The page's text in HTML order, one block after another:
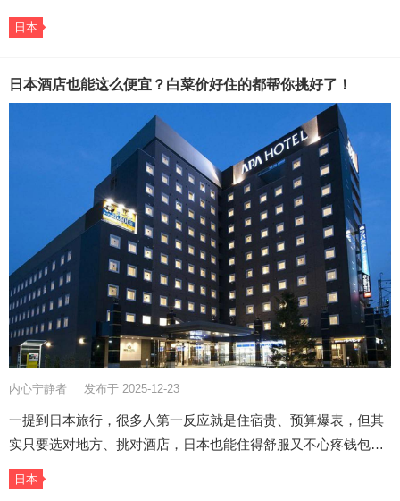
日本
日本酒店也能这么便宜？白菜价好住的都帮你挑好了！
内心宁静者 发布于 2025-12-23
一提到日本旅行，很多人第一反应就是住宿贵、预算爆表，但其
实只要选对地方、挑对酒店，日本也能住得舒服又不心疼钱包…
日本